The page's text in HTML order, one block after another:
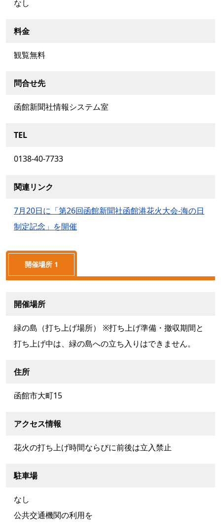
なし
料金
観覧無料
問合せ先
函館新聞社情報システム室
TEL
0138-40-7733
関連リンク
7月20日に「第26回函館新聞社函館港花火大会-海の日
制定記念」を開催
開催場所 1
開催場所
緑の島（打ち上げ場所） ※打ち上げ準備・撤収期間と
打ち上げ中は、緑の島への立ち入りはできません。
住所
函館市大町15
アクセス情報
花火の打ち上げ時間ならびに前後は立入禁止
駐車場
なし
公共交通機関の利用を